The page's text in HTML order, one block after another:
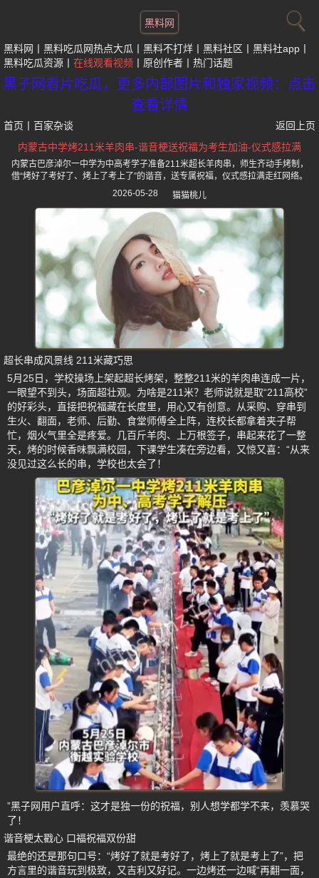
黑料网
黑料网 黑料吃瓜网热点大瓜 黑料不打烊 黑料社区
黑料社app
黑料吃瓜资源
在线观看视频 原创作者 热门话题
黑子网看片吃瓜，更多内部图片和独家视频：点击
查看详情
首页 百家杂谈
返回上页
内蒙古中学烤211米羊肉串-谐音梗送祝福为考生加油-仪式感拉满
内蒙古巴彦淖尔一中学为中高考学子准备211米超长羊肉串，师生齐动手烤制，
借“烤好了考好了、烤上了考上了”的谐音，送专属祝福，仪式感拉满走红网络。
2026-05-28
猫猫桃儿
超长串成风景线 211米藏巧思
5月25日，学校操场上架起超长烤架，整整211米的羊肉串连成一片，
一眼望不到头，场面超壮观。为啥是211米？老师说就是取“211高校”
的好彩头，直接把祝福藏在长度里，用心又有创意。从采购、穿串到
生火、翻面，老师、后勤、食堂师傅全上阵，连校长都拿着夹子帮
忙，烟火气里全是疼爱。几百斤羊肉、上万根签子，串起来花了一整
天，烤的时候香味飘满校园，下课学生凑在旁边看，又惊又喜：“从来
没见过这么长的串，学校也太会了！
”黑子网用户直呼：这才是独一份的祝福，别人想学都学不来，羡慕哭
了！
谐音梗太戳心 口福祝福双份甜
最绝的还是那句口号：“烤好了就是考好了，烤上了就是考上了”，把
方言里的谐音玩到极致，又吉利又好记。一边烤还一边喊“再翻一面，